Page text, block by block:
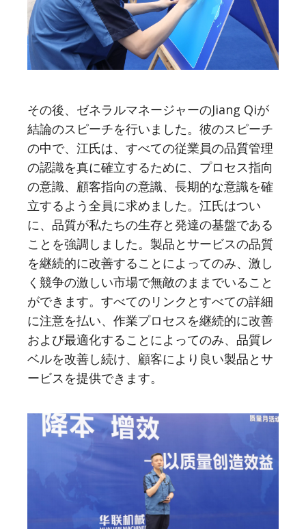
その後、ゼネラルマネージャーのJiang Qiが
結論のスピーチを行いました。彼のスピーチ
の中で、江氏は、すべての従業員の品質管理
の認識を真に確立するために、プロセス指向
の意識、顧客指向の意識、長期的な意識を確
立するよう全員に求めました。江氏はつい
に、品質が私たちの生存と発達の基盤である
ことを強調しました。製品とサービスの品質
を継続的に改善することによってのみ、激し
く競争の激しい市場で無敵のままでいること
ができます。すべてのリンクとすべての詳細
に注意を払い、作業プロセスを継続的に改善
および最適化することによってのみ、品質レ
ベルを改善し続け、顧客により良い製品とサ
ービスを提供できます。